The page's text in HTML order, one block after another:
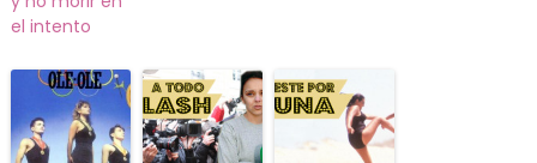
el intento